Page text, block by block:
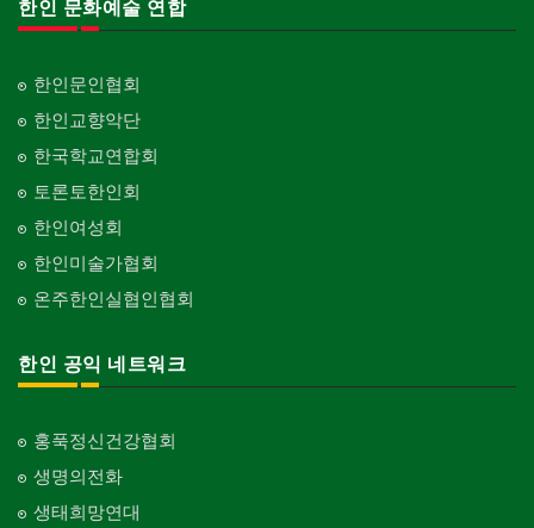
한인 문화예술 연합
한인문인협회
한인교향악단
한국학교연합회
토론토한인회
한인여성회
한인미술가협회
온주한인실협인협회
한인 공익 네트워크
홍푹정신건강협회
생명의전화
생태희망연대